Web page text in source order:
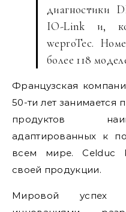
диагностики
IO-Link и,
weproTec.
более 118
Французская
50-ти лет занимается
продуктов
адаптированных к
всем мире. Celduc
своей продукции.
Мировой успех